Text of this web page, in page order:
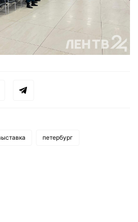
петербург